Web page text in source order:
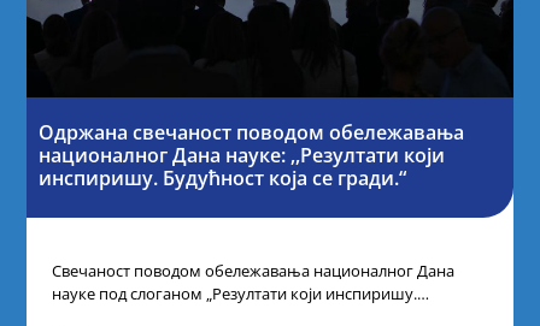
Одржана свечаност поводом обележавања
националног Дана науке: ,,Резултати који
инспиришу. Будућност која се гради.“
Свечаност поводом обележавања националног Дана
науке под слоганом „Резултати који инспиришу.